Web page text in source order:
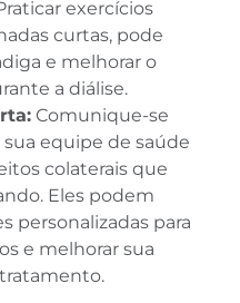
exercícios
curtas, pode
e melhorar o
a diálise.
Comunique-se
equipe de saúde
colaterais que
Eles podem
personalizadas para
e melhorar sua